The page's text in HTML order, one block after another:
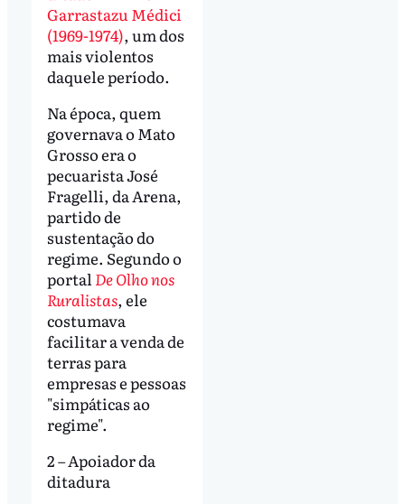
Garrastazu Médici
(1969-1974), um dos
mais violentos
daquele período.
Na época, quem
governava o Mato
Grosso era o
pecuarista José
Fragelli, da Arena,
partido de
sustentação do
regime. Segundo o
portal De Olho nos
Ruralistas, ele
costumava
facilitar a venda de
terras para
empresas e pessoas
"simpáticas ao
regime".
2 – Apoiador da
ditadura